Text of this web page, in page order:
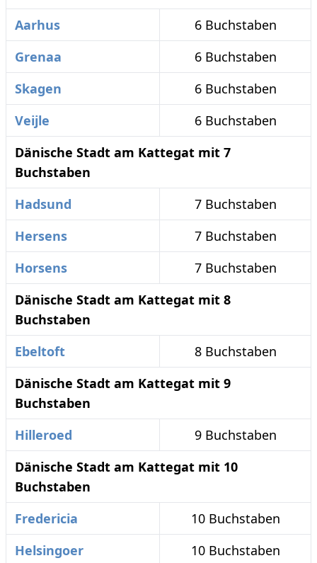
Aarhus
6 Buchstaben
Grenaa
6 Buchstaben
Skagen
6 Buchstaben
Veijle
6 Buchstaben
Dänische Stadt am Kattegat mit 7
Buchstaben
Hadsund
7 Buchstaben
Hersens
7 Buchstaben
Horsens
7 Buchstaben
Dänische Stadt am Kattegat mit 8
Buchstaben
Ebeltoft
8 Buchstaben
Dänische Stadt am Kattegat mit 9
Buchstaben
Hilleroed
9 Buchstaben
Dänische Stadt am Kattegat mit 10
Buchstaben
Fredericia
10 Buchstaben
Helsingoer
10 Buchstaben